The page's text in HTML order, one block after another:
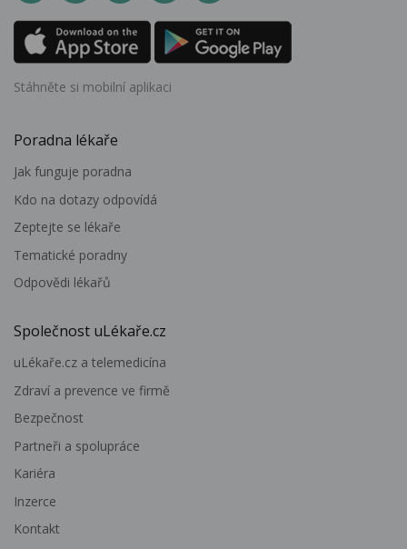
Stáhněte si mobilní aplikaci
Poradna lékaře
Jak funguje poradna
Kdo na dotazy odpovídá
Zeptejte se lékaře
Tematické poradny
Odpovědi lékařů
Společnost uLékaře.cz
uLékaře.cz a telemedicína
Zdraví a prevence ve firmě
Bezpečnost
Partneři a spolupráce
Kariéra
Inzerce
Kontakt